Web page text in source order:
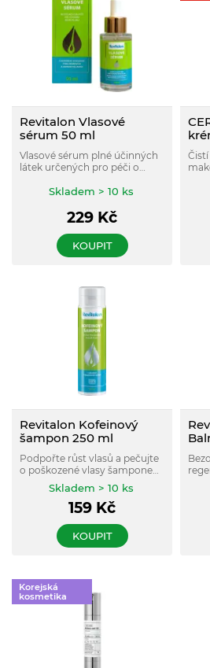
Revitalon Vlasové
sérum 50 ml
Vlasové sérum plné účinných
látek určených pro péči o
vypadávající vlasy. Díky
vyživuje vlasové kořínky a
podporuje růst vlasů. Vlasové
sérum nemastí ani nezatěžuje
Skladem > 10 ks
229 Kč
KOUPIT
by
Revitalon Kofeinový
šampon 250 ml
Podpořte růst vlasů a pečujte
o poškozené vlasy šamponem
s obsahem kofeinu, ceramidů
a arganovým olejem.
Skladem > 10 ks
159 Kč
KOUPIT
Korejská
kosmetika